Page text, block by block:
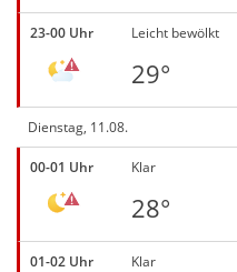
23-00 Uhr Leicht bewölkt
29°
Dienstag, 11.08.
00-01 Uhr Klar
28°
01-02 Uhr Klar